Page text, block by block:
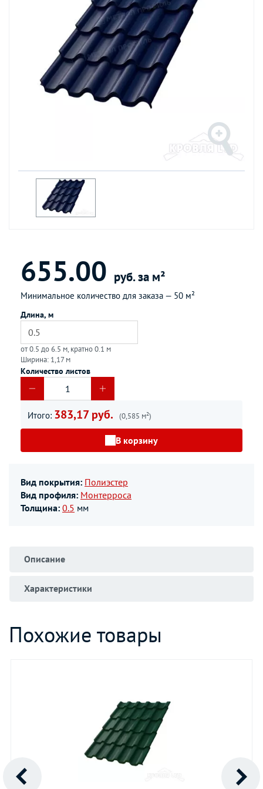
655.00 руб. за м²
Минимальное количество для заказа — 50 м²
Длина, м
от 0.5 до 6.5 м, кратно 0.1 м
Ширина: 1,17 м
Количество листов
Итого: 383,17 руб. (0,585 м²)
В корзину
Вид покрытия: Полиэстер
Вид профиля: Монтерроса
Толщина: 0.5 мм
Описание
Характеристики
Похожие товары